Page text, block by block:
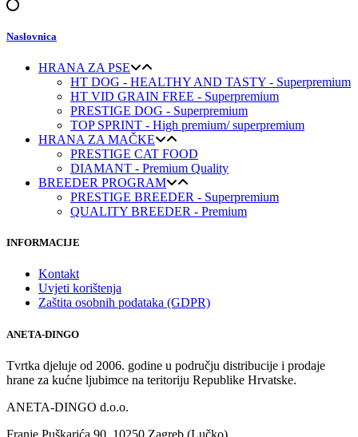
Naslovnica
HRANA ZA PSE
HT DOG - HEALTHY AND TASTY - Superpremium
HT VID GRAIN FREE - Superpremium
PRESTIGE DOG - Superpremium
TOP SPRINT - High premium/ superpremium
HRANA ZA MAČKE
PRESTIGE CAT FOOD
DIAMANT - Premium Quality
BREEDER PROGRAM
PRESTIGE BREEDER - Superpremium
QUALITY BREEDER - Premium
INFORMACIJE
Kontakt
Uvjeti korištenja
Zaštita osobnih podataka (GDPR)
ANETA-DINGO
Tvrtka djeluje od 2006. godine u području distribucije i prodaje
hrane za kućne ljubimce na teritoriju Republike Hrvatske.
ANETA-DINGO d.o.o.
Franje Puškarića 90, 10250 Zagreb (Lučko)